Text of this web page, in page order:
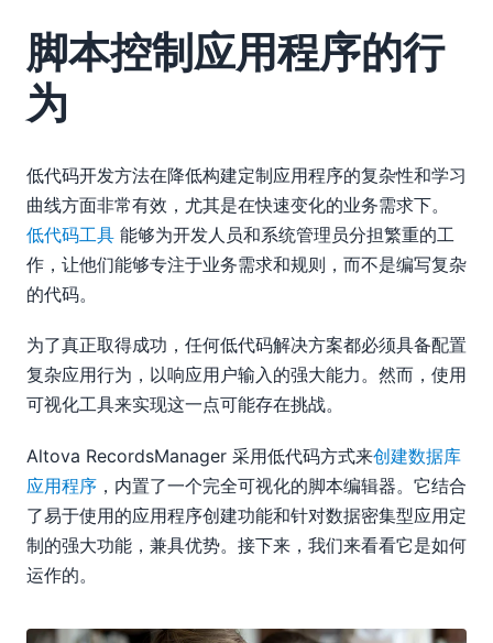
脚本控制应用程序的行
为
低代码开发方法在降低构建定制应用程序的复杂性和学习
曲线方面非常有效，尤其是在快速变化的业务需求下。
低代码工具 能够为开发人员和系统管理员分担繁重的工
作，让他们能够专注于业务需求和规则，而不是编写复杂
的代码。
为了真正取得成功，任何低代码解决方案都必须具备配置
复杂应用行为，以响应用户输入的强大能力。然而，使用
可视化工具来实现这一点可能存在挑战。
Altova RecordsManager 采用低代码方式来创建数据库
应用程序 ，内置了一个完全可视化的脚本编辑器。它结合
了易于使用的应用程序创建功能和针对数据密集型应用定
制的强大功能，兼具优势。接下来，我们来看看它是如何
运作的。